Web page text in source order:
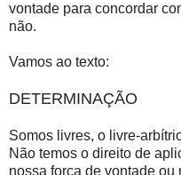
vontade para concordar
não.
Vamos ao texto:
DETERMINAÇÃO
Somos livres, o livre-
Não temos o direito de
nossa força de vontade ou